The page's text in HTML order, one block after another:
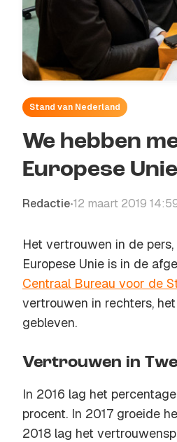
Stand van Nederland
We hebben
Europese Unie
Redactie•12 maart 2019
Het vertrouwen in de
Europese Unie is in de
Centraal Bureau voor de
vertrouwen in rechters,
gebleven.
Vertrouwen in
In 2016 lag het
procent. In 2017 groeide
2018 lag het